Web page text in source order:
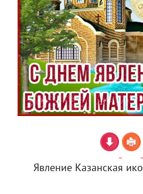
Явление Казанская